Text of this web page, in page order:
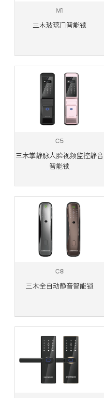
M1
三木玻璃门智能锁
C5
三木掌静脉人脸视频监控静音
智能锁
C8
三木全自动静音智能锁